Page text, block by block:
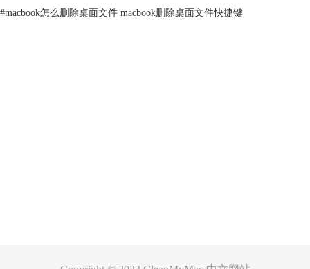
#macbook怎么删除桌面文件 macbook删除桌面文件快捷键